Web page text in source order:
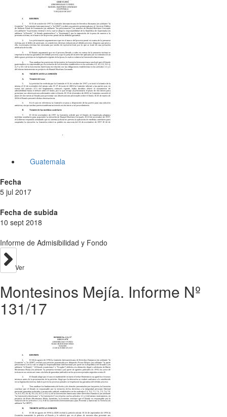
Guatemala
Fecha
5 jul 2017
Fecha de subida
10 sept 2018
Informe de Admisibilidad y Fondo
Ver
Montesinos Mejía. Informe Nº
131/17